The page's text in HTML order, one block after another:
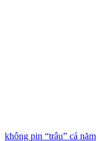
không pin “trâu” cả năm